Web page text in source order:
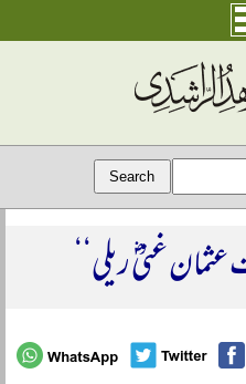
غنیؓ ریلی‘‘